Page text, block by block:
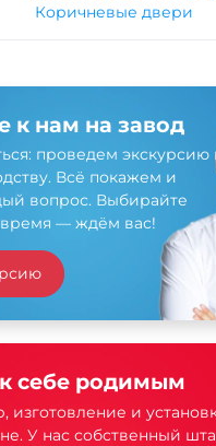
Коричневые двери
к нам на завод
проведем экскурсию
Всё покажем и
вопрос. Выбирайте
— ждём вас!
себе родимым
изготовление и
У нас собственный